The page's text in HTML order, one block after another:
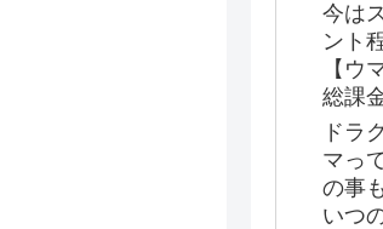
今は
ント
【ウ
総課
ドラ
マっ
の事
いつ